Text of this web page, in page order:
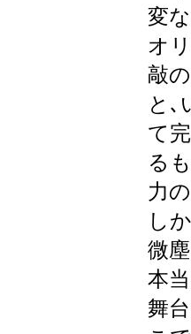
変
オ
敲
と､
て
る
力
し
微
本
舞